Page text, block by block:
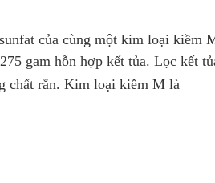
của cùng một kim loại kiềm
gam hỗn hợp kết tủa. Lọc kết
chất rắn. Kim loại kiềm M là